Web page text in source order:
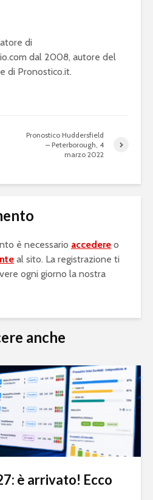
di
dal 2008, autore del
di Pronostico.it.
Pronostico Huddersfield
– Peterborough, 4
marzo 2022
è necessario accedere o
al sito. La registrazione ti
ogni giorno la nostra
anche
è arrivato! Ecco